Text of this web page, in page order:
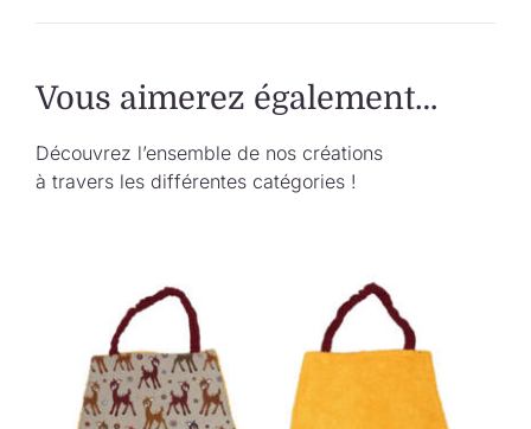
Vous aimerez également…
Découvrez l’ensemble de nos créations
à travers les différentes catégories !